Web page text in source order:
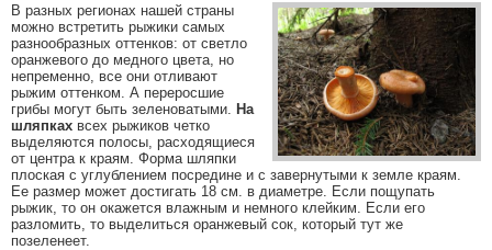
В разных регионах нашей страны
можно встретить рыжики самых
разнообразных оттенков: от светло
оранжевого до медного цвета, но
непременно, все они отливают
рыжим оттенком. А переросшие
грибы могут быть зеленоватыми.
На
шляпках всех рыжиков четко
выделяются полосы, расходящиеся
от центра к краям. Форма шляпки
плоская с углублением посредине и с завернутыми к земле краям.
Ее размер может достигать 18 см. в диаметре. Если пощупать
рыжик, то он окажется влажным и немного клейким. Если его
разломить, то выделиться оранжевый сок, который тут же
позеленеет.